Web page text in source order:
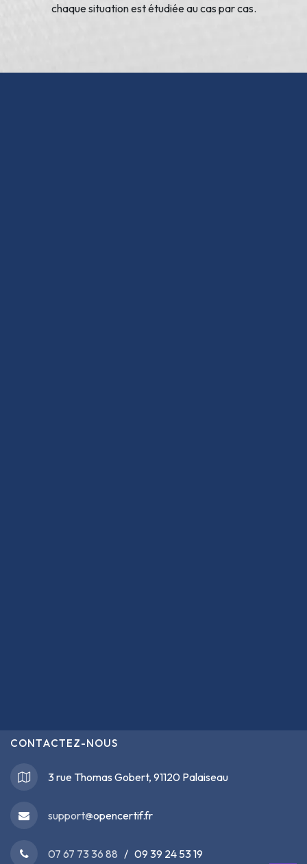
chaque situation est étudiée au cas par cas.
CONTACTEZ-NOUS
3 rue Thomas Gobert, 91120 Palaiseau
support@opencertif.fr
07 67 73 36 88 / 09 39 24 53 19